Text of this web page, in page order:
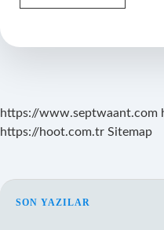
Cuma
Gelmiştir
https://www.septwaant.com
https://hoot.com.tr Sitemap
SIDEBAR
SON YAZILAR